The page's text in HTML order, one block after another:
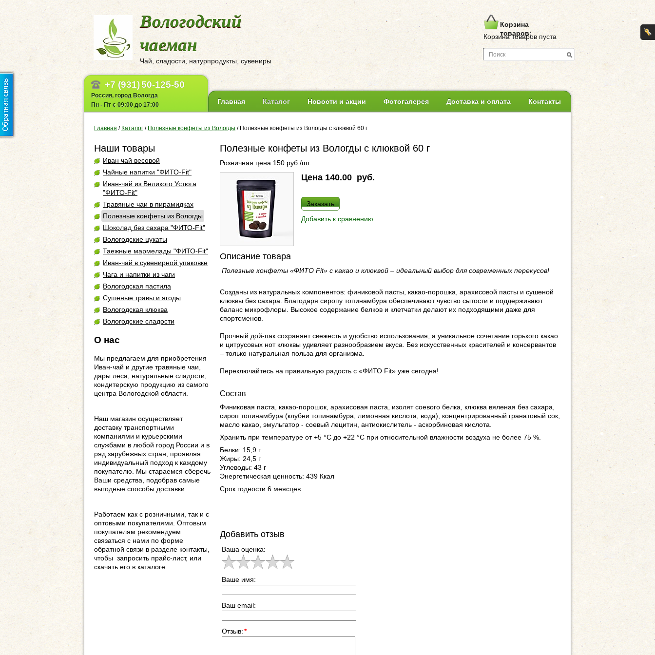
Вологодский
чаеман
Чай, сладости, натурпродукты, сувениры
Корзина
товаров:
Корзина товаров пуста
+7 (931)50-125-50
Россия, город Вологда
Пн - Пт с 09:00 до 17:00
Главная Каталог Новости и акции Фотогалерея Доставка и оплата Контакты
Главная / Каталог / Полезные конфеты из Вологды / Полезные конфеты из Вологды с клюквой 60 г
Наши товары
Иван чай весовой
Чайные напитки "ФИТО-Fit"
Иван-чай из Великого Устюга
"ФИТО-Fit"
Травяные чаи в пирамидках
Полезные конфеты из Вологды
Шоколад без сахара "ФИТО-Fit"
Вологодские цукаты
Таежные мармелады "ФИТО-Fit"
Иван-чай в сувенирной упаковке
Чага и напитки из чаги
Вологодская пастила
Сушеные травы и ягоды
Вологодская клюква
Вологодские сладости
О нас
Мы предлагаем для приобретения
Иван-чай и другие травяные чаи,
дары леса, натуральные сладости,
кондитерскую продукцию из самого
центра Вологодской области.
Наш магазин осуществляет
доставку транспортными
компаниями и курьерскими
службами в любой город России и в
ряд зарубежных стран, проявляя
индивидуальный подход к каждому
покупателю. Мы стараемся сберечь
Ваши средства, подобрав самые
выгодные способы доставки.
Работаем как с розничными, так и с
оптовыми покупателями. Оптовым
покупателям рекомендуем
связаться с нами по форме
обратной связи в разделе контакты,
чтобы запросить прайс-лист, или
скачать его в каталоге.
Полезные конфеты из Вологды с клюквой 60 г
Розничная цена 150 руб./шт.
Цена 140.00 руб.
Заказать
Добавить к сравнению
Описание товара
Полезные конфеты «ФИТО Fit» с какао и клюквой – идеальный выбор для современных перекусов!
Созданы из натуральных компонентов: финиковой пасты, какао-порошка, арахисовой пасты и сушеной
клюквы без сахара. Благодаря сиропу топинамбура обеспечивают чувство сытости и поддерживают
баланс микрофлоры. Высокое содержание белков и клетчатки делают их подходящими даже для
спортсменов.
Прочный дой-пак сохраняет свежесть и удобство использования, а уникальное сочетание горького какао
и цитрусовых нот клюквы удивляет разнообразием вкуса. Без искусственных красителей и консервантов
– только натуральная польза для организма.
Переключайтесь на правильную радость с «ФИТО Fit» уже сегодня!
Состав
Финиковая паста, какао-порошок, арахисовая паста, изолят соевого белка, клюква вяленая без сахара,
сироп топинамбура (клубни топинамбура, лимонная кислота, вода), концентрированный гранатовый сок,
масло какао, эмульгатор - соевый лецитин, антиокислитель - аскорбиновая кислота.
Хранить при температуре от +5 °С до +22 °С при относительной влажности воздуха не более 75 %.
Белки: 15,9 г
Жиры: 24,5 г
Углеводы: 43 г
Энергетическая ценность: 439 Ккал
Срок годности 6 меясцев.
Добавить отзыв
Ваша оценка:
Ваше имя:
Ваш email:
Отзыв:*